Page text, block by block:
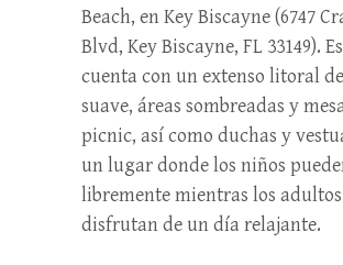
Beach, en Key Biscayne (6747
Blvd, Key Biscayne, FL 33149).
cuenta con un extenso litoral
suave, áreas sombreadas y
picnic, así como duchas y
un lugar donde los niños
libremente mientras los adultos
disfrutan de un día relajante.